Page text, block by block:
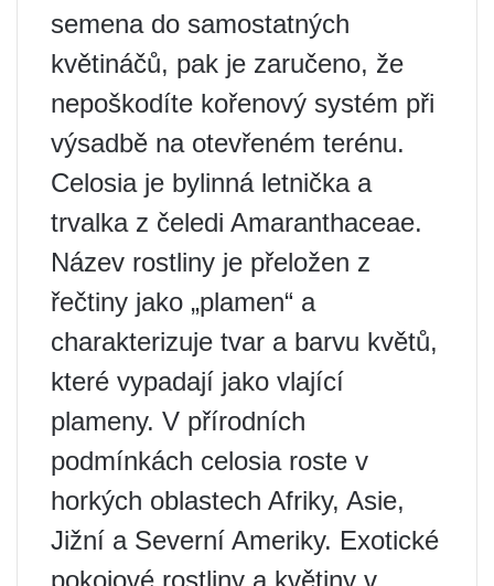
semena do samostatných
květináčů, pak je zaručeno, že
nepoškodíte kořenový systém při
výsadbě na otevřeném terénu.
Celosia je bylinná letnička a
trvalka z čeledi Amaranthaceae.
Název rostliny je přeložen z
řečtiny jako „plamen“ a
charakterizuje tvar a barvu květů,
které vypadají jako vlající
plameny. V přírodních
podmínkách celosia roste v
horkých oblastech Afriky, Asie,
Jižní a Severní Ameriky. Exotické
pokojové rostliny a květiny v